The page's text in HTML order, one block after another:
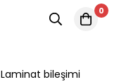
0
Laminat bileşimi